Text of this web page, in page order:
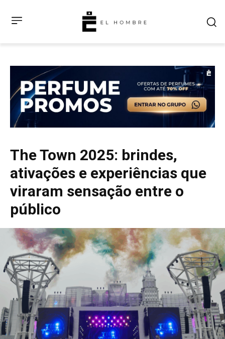
The Town 2025: brindes,
ativações e experiências que
viraram sensação entre o
público